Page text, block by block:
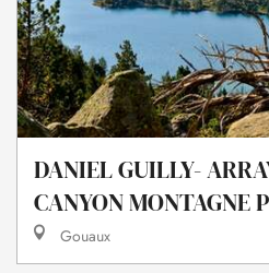
DANIEL GUILLY-
CANYON MONTAGNE
Gouaux